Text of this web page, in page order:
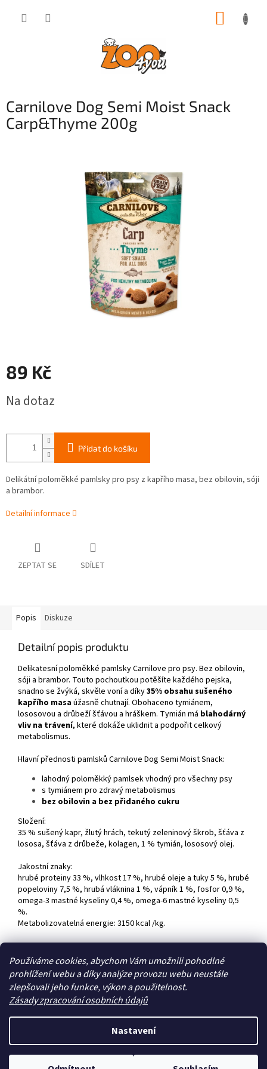
Používáme cookies, abychom Vám umožnili pohodlné
prohlížení webu a díky analýze provozu webu neustále
zlepšovali jeho funkce, výkon a použitelnost.
Zásady zpracování osobních údajů
Nastavení
Carnilove Dog Semi Moist Snack
Carp&Thyme 200g
89 Kč
cena:
Na dotaz
Přidat do košíku
Delikátní poloměkké pamlsky pro psy z kapřího masa, bez obilovin, sóji
a brambor.
Detailní informace
ZEPTAT SE SDÍLET
Popis Diskuze
Detailní popis produktu
Delikatesní poloměkké pamlsky Carnilove pro psy. Bez obilovin,
sóji a brambor. Touto pochoutkou potěšíte každého pejska,
snadno se žvýká, skvěle voní a díky35% obsahu sušeného
kapřího masaúžasně chutnají. Obohaceno tymiánem,
lososovou a drůbeží šťávou a hráškem. Tymián má blahodárný
vliv na trávení, které dokáže uklidnit a podpořit celkový
metabolismus.
Hlavní přednosti pamlsků Carnilove Dog Semi Moist Snack:
lahodný poloměkký pamlsek vhodný pro všechny psy
s tymiánem pro zdravý metabolismus
bez obilovin a bez přidaného cukru
Složení:
35 % sušený kapr, žlutý hrách, tekutý zeleninový škrob, šťáva z
lososa, šťáva z drůbeže, kolagen, 1 % tymián, lososový olej.
Jakostní znaky:
hrubé proteiny 33 %, vlhkost 17 %, hrubé oleje a tuky 5 %, hrubé
popeloviny 7,5 %, hrubá vláknina 1 %, vápník 1 %, fosfor 0,9 %,
omega-3 mastné kyseliny 0,4 %, omega-6 mastné kyseliny 0,5
%.
Metabolizovatelná energie: 3150 kcal /kg.
Zboží.cz Heureka.cz
Vytvořil Shoptet